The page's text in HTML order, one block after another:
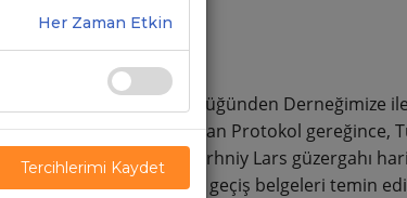
Düzenleme Genel Müdürlüğünden Derneğimize
tarihinde imzalanan Protokol gereğince,
1.500 adet transit (Verhniy Lars güzergahı
(Rus limanı varışlı) geçiş belgeleri temin
Her Zaman Etkin
Tercihlerimi Kaydet